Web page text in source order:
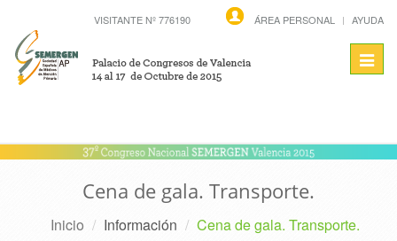
ÁREA PERSONAL AYUDA
VISITANTE Nº 776190
Cena de gala. Transporte.
Inicio Información Cena de gala. Transporte.